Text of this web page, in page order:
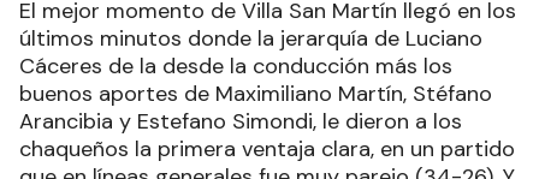
El mejor momento de Villa San Martín llegó en los
últimos minutos donde la jerarquía de Luciano
Cáceres de la desde la conducción más los
buenos aportes de Maximiliano Martín, Stéfano
Arancibia y Estefano Simondi, le dieron a los
chaqueños la primera ventaja clara, en un partido